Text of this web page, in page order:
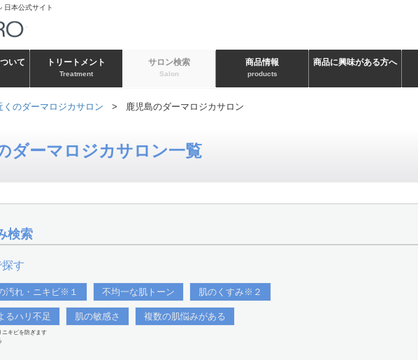
日本公式サイト
いて トリートメント
Treatment
サロン検索
Salon
商品情報
products
商品に興味がある方へ
くのダーマロジカサロン > 鹿児島のダーマロジカサロン
ダーマロジカサロン一覧
検索
探す
汚れ・ニキビ※１ 不均一な肌トーン 肌のくすみ※２
るハリ不足 肌の敏感さ 複数の肌悩みがある
キビを防ぎます